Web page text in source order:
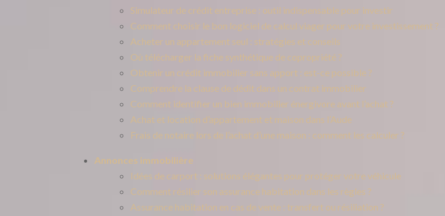
Simulateur de crédit entreprise : outil indispensable pour investir
Comment choisir le bon logiciel de calcul viager pour votre investissement ?
Acheter un appartement seul : stratégies et conseils
Où télécharger la fiche synthétique de copropriété ?
Obtenir un crédit immobilier sans apport : est-ce possible ?
Comprendre la clause de dédit dans un contrat immobilier
Comment identifier un bien immobilier énergivore avant l’achat ?
Achat et location d’appartement et maison dans l’Aude
Frais de notaire lors de l’achat d’une maison : comment les calculer ?
Annonces immobilière
Idées de carport : solutions élégantes pour protéger votre véhicule
Comment résilier son assurance habitation dans les règles ?
Assurance habitation en cas de vente : transfert ou résiliation ?